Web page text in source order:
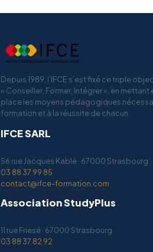
Depuis 1989, l’IFCE s’est fixé ce triple
« Conseiller, Former, Intégrer », en mettant
place les moyens pédagogiques
formation et à la réussite de chacun.
IFCE SARL
56 rue Jacques Kablé · 67000 Strasbourg
03 88 37 99 85
contact@ifce-formation.com
Association StudyPlus
11 rue Friesé · 67000 Strasbourg
03 88 37 82 92